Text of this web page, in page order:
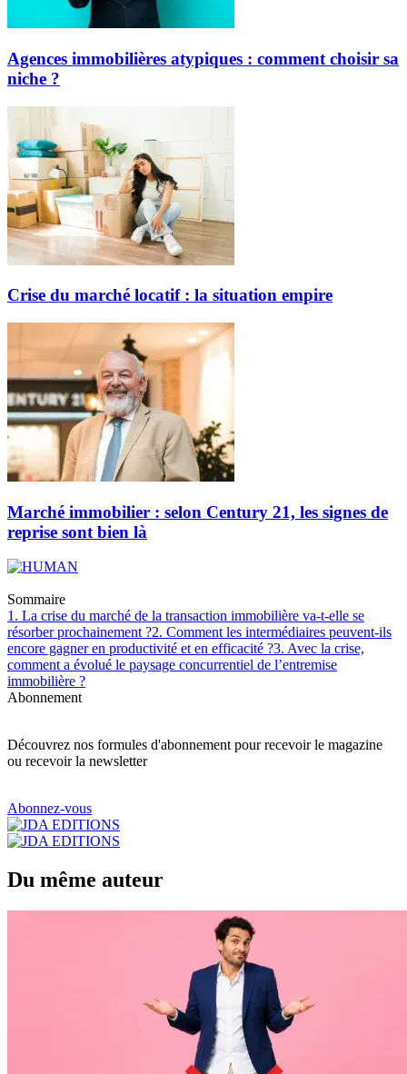
Agences immobilières atypiques : comment choisir sa
niche ?
Crise du marché locatif : la situation empire
Marché immobilier : selon Century 21, les signes de
reprise sont bien là
Sommaire
1. La crise du marché de la transaction immobilière va-t-elle se
résorber prochainement ?2. Comment les intermédiaires peuvent-ils
encore gagner en productivité et en efficacité ?3. Avec la crise,
comment a évolué le paysage concurrentiel de l’entremise
immobilière ?
Abonnement
Découvrez nos formules d'abonnement pour recevoir le magazine
ou recevoir la newsletter
Abonnez-vous
Du même auteur